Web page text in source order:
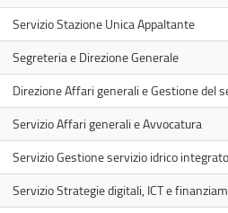
Servizio Stazione Unica Appaltante
Segreteria e Direzione Generale
Direzione Affari generali e Gestione del
Servizio Affari generali e Avvocatura
Servizio Gestione servizio idrico integrato
Servizio Strategie digitali, ICT e